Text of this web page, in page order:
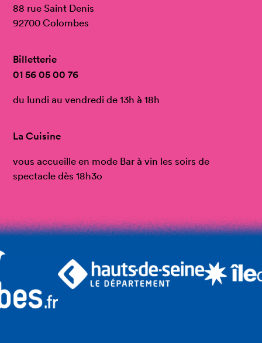
88 rue Saint Denis
92700 Colombes
Billetterie
01 56 05 00 76
du lundi au vendredi de 13h à 18h
La Cuisine
vous accueille en mode Bar à vin les soirs de
spectacle dès 18h3o